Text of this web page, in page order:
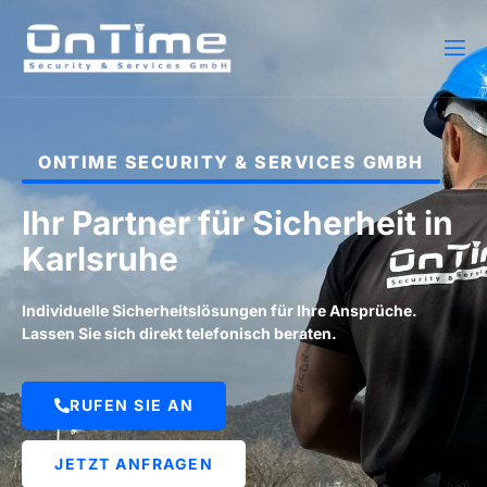
ONTIME SECURITY & SERVICES GMBH
Ihr Partner für Sicherheit in
Karlsruhe
Individuelle Sicherheitslösungen für Ihre Ansprüche.
Lassen Sie sich direkt telefonisch beraten.
RUFEN SIE AN
JETZT ANFRAGEN